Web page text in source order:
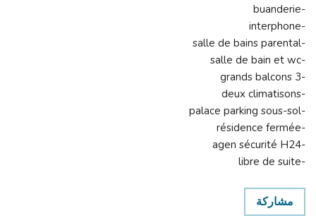
-buanderie
-interphone
-salle de bains parental
-salle de bain et wc
-3 grands balcons
-deux climatisons
-palace parking sous-sol
-résidence fermée
-agen sécurité H24
-libre de suite
مشاركة